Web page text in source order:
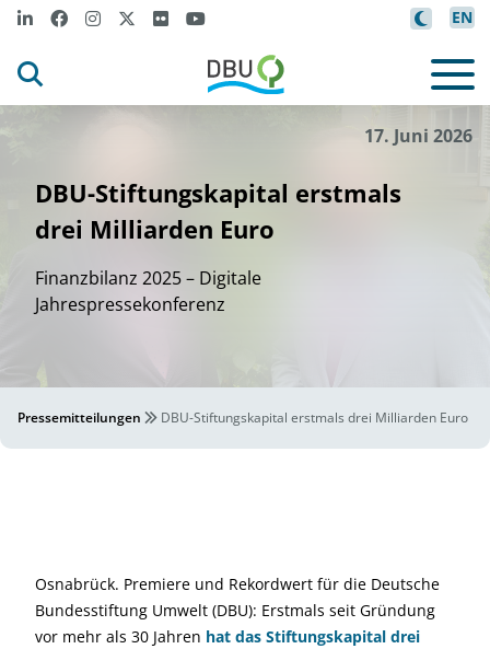
EN
©
Kl
aus J o
ngebl
oed/
DBU
17. Juni 2026
DBU-Stiftungskapital erstmals
drei Milliarden Euro
Finanzbilanz 2025 – Digitale
Jahrespressekonferenz
Pressemitteilungen DBU-Stiftungskapital erstmals drei Milliarden Euro
Osnabrück. Premiere und Rekordwert für die Deutsche
Bundesstiftung Umwelt (DBU): Erstmals seit Gründung
vor mehr als 30 Jahren hat das Stiftungskapital drei